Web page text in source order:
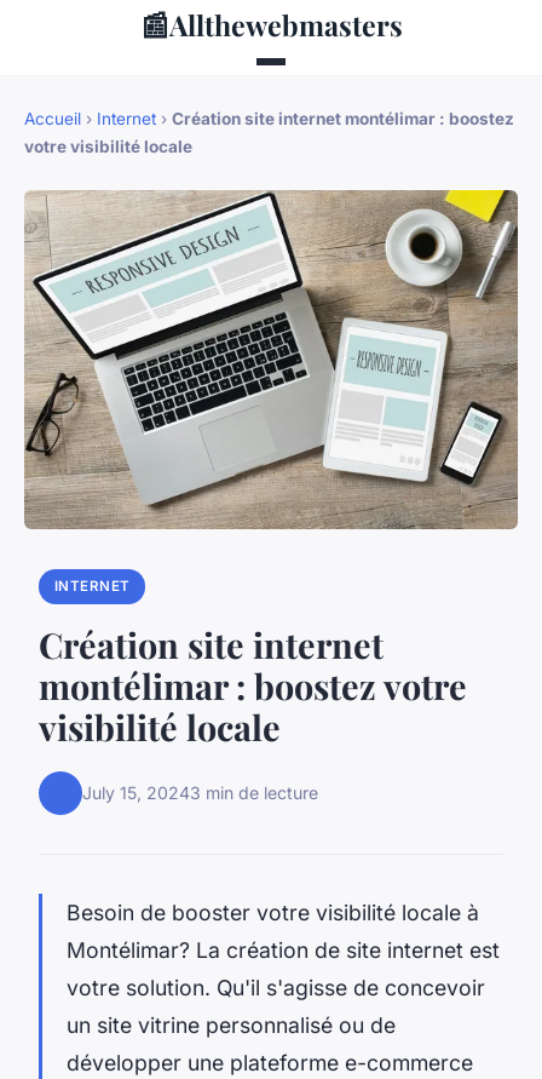
📰Allthewebmasters
Accueil › Internet › Création site internet montélimar : boostez
votre visibilité locale
INTERNET
Création site internet
montélimar : boostez votre
visibilité locale
July 15, 20243 min de lecture
Besoin de booster votre visibilité locale à
Montélimar? La création de site internet est
votre solution. Qu'il s'agisse de concevoir
un site vitrine personnalisé ou de
développer une plateforme e-commerce